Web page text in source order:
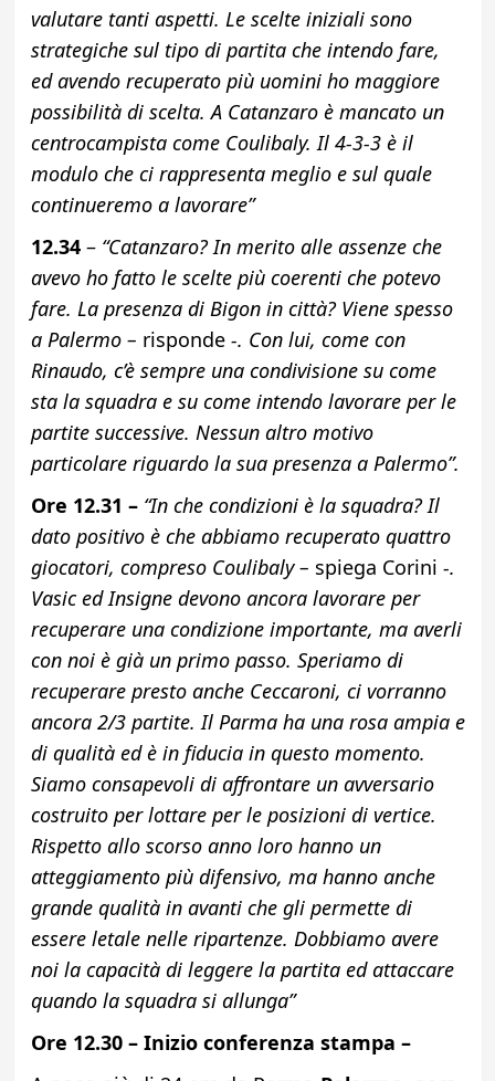
valutare tanti aspetti. Le scelte iniziali sono
strategiche sul tipo di partita che intendo fare,
ed avendo recuperato più uomini ho maggiore
possibilità di scelta. A Catanzaro è mancato un
centrocampista come Coulibaly. Il 4-3-3 è il
modulo che ci rappresenta meglio e sul quale
continueremo a lavorare”
12.34–“Catanzaro? In merito alle assenze che
avevo ho fatto le scelte più coerenti che potevo
fare. La presenza di Bigon in città? Viene spesso
a Palermo – risponde-. Con lui, come con
Rinaudo, c’è sempre una condivisione su come
sta la squadra e su come intendo lavorare per le
partite successive. Nessun altro motivo
particolare riguardo la sua presenza a Palermo”.
Ore 12.31 – “In che condizioni è la squadra? Il
dato positivo è che abbiamo recuperato quattro
giocatori, compreso Coulibaly – spiega Corini -.
Vasic ed Insigne devono ancora lavorare per
recuperare una condizione importante, ma averli
con noi è già un primo passo. Speriamo di
recuperare presto anche Ceccaroni, ci vorranno
ancora 2/3 partite. Il Parma ha una rosa ampia e
di qualità ed è in fiducia in questo momento.
Siamo consapevoli di affrontare un avversario
costruito per lottare per le posizioni di vertice.
Rispetto allo scorso anno loro hanno un
atteggiamento più difensivo, ma hanno anche
grande qualità in avanti che gli permette di
essere letale nelle ripartenze. Dobbiamo avere
noi la capacità di leggere la partita ed attaccare
quando la squadra si allunga”
Ore 12.30 – Inizio conferenza stampa –